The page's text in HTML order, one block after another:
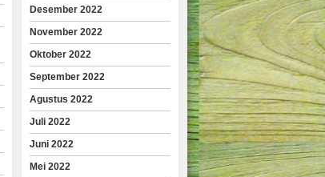
Desember 2022
November 2022
Oktober 2022
September 2022
Agustus 2022
Juli 2022
Juni 2022
Mei 2022